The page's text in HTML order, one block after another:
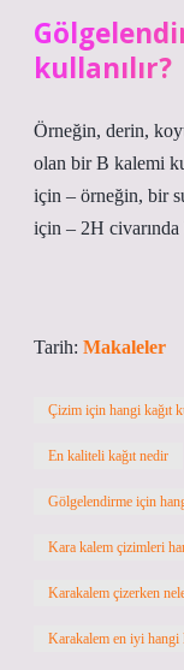
kullanılır?
Örneğin, derin,
olan bir B kalemi
için – örneğin, bir
için – 2H civarında
Tarih: Makaleler
Çizim için hangi kağıt
En kaliteli kağıt nedir
Gölgelendirme için
Kara kalem çizimleri
Karakalem çizerken
Karakalem en iyi hangi